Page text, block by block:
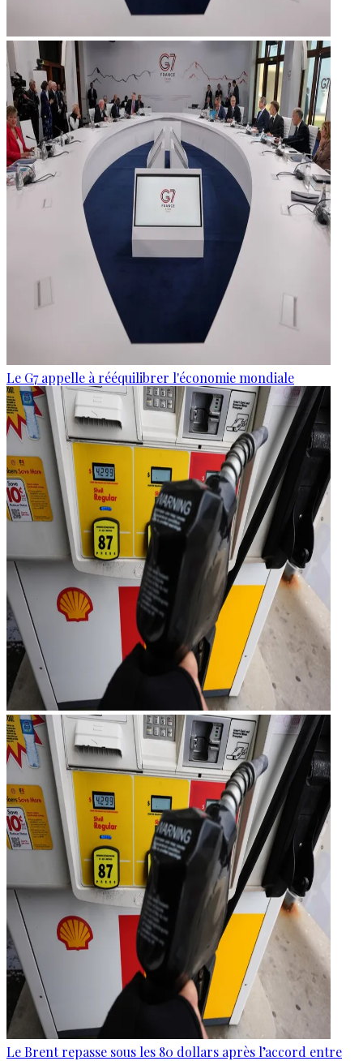
Le G7 appelle à rééquilibrer l'économie mondiale
Le Brent repasse sous les 80 dollars après l’accord entre